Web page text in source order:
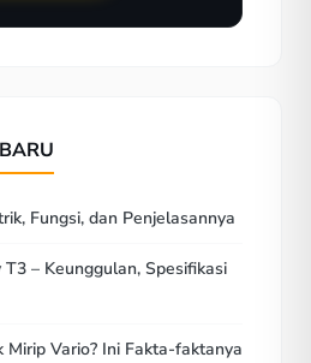
Fungsi, dan Penjelasannya
– Keunggulan, Spesifikasi
Mirip Vario? Ini Fakta-faktanya